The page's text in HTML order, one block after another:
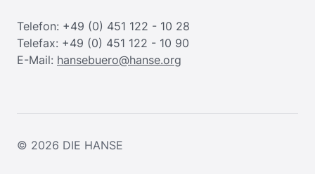
Telefon: +49 (0) 451 122 - 10 28
Telefax: +49 (0) 451 122 - 10 90
E-Mail: hansebuero@hanse.org
© 2026 DIE HANSE